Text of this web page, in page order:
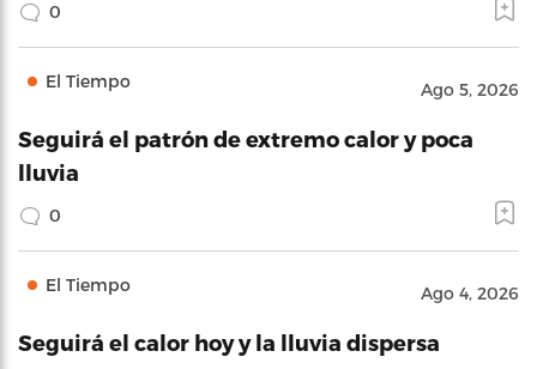
0
El Tiempo Ago 5, 2026
Seguirá el patrón de extremo calor y poca
lluvia
0
El Tiempo Ago 4, 2026
Seguirá el calor hoy y la lluvia dispersa